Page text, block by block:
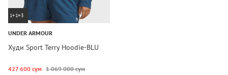
1+1=3
UNDER ARMOUR
Худи Sport Terry Hoodie-BLU
427 600 сум 1 069 000 сум